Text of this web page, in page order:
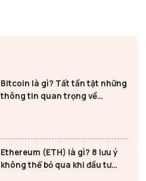
Bitcoin là gì? Tất tần tật những
thông tin quan trọng về
Ethereum (ETH) là gì? 8 lưu ý
không thể bỏ qua khi đầu tư